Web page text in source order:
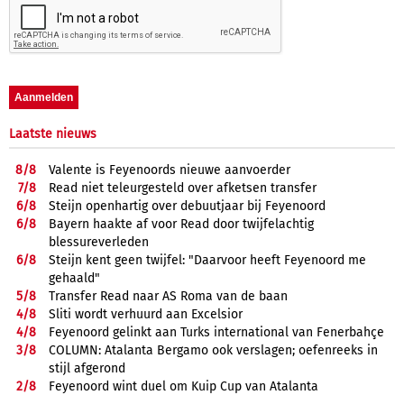
Laatste nieuws
8/8
Valente is Feyenoords nieuwe aanvoerder
7/8
Read niet teleurgesteld over afketsen transfer
6/8
Steijn openhartig over debuutjaar bij Feyenoord
6/8
Bayern haakte af voor Read door twijfelachtig
blessureverleden
6/8
Steijn kent geen twijfel: "Daarvoor heeft Feyenoord me
gehaald"
5/8
Transfer Read naar AS Roma van de baan
4/8
Sliti wordt verhuurd aan Excelsior
4/8
Feyenoord gelinkt aan Turks international van Fenerbahçe
3/8
COLUMN: Atalanta Bergamo ook verslagen; oefenreeks in
stijl afgerond
2/8
Feyenoord wint duel om Kuip Cup van Atalanta